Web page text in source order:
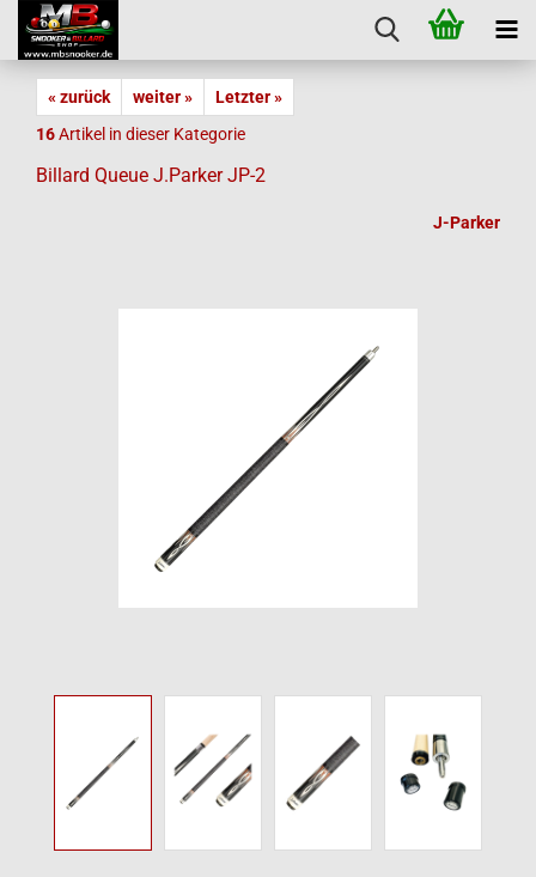
« zurück weiter »
Letzter »
16Artikel in dieser Kategorie
Billard Queue J.Parker JP-2
J-Parker